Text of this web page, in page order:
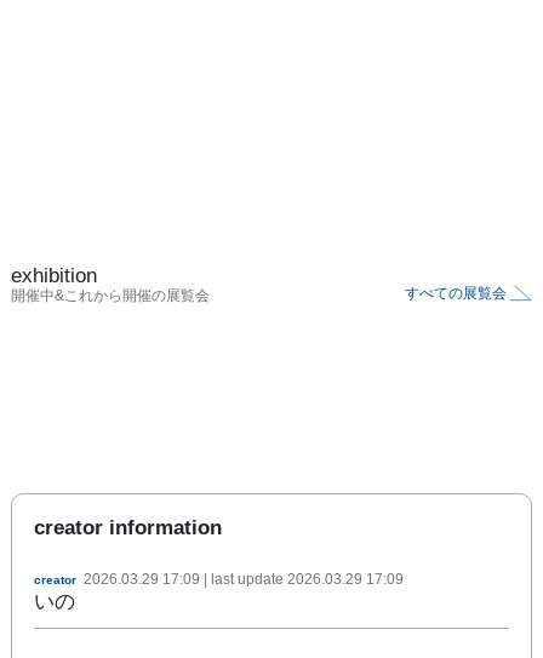
exhibition
開催中&これから開催の展覧会 すべての展覧会
creator information
creator 2026.03.29 17:09 | last update 2026.03.29 17:09
いの